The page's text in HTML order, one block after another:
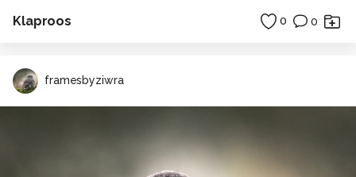
Klaproos 0 0
framesbyziwra